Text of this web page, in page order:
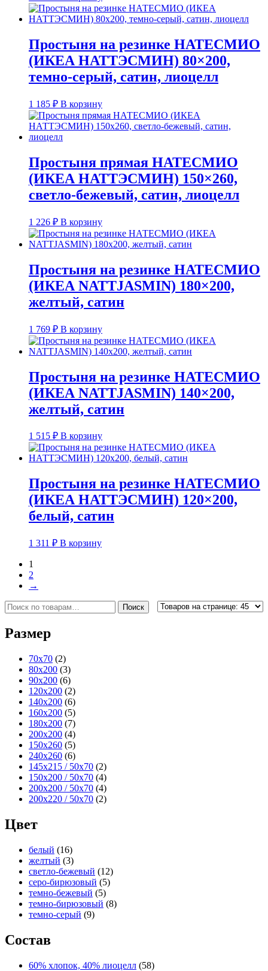
Простыня на резинке НАТЕСМИО
(ИКЕА НАТТЭСМИН) 80×200,
темно-серый, сатин, лиоцелл
1 185 ₽ В корзину
Простыня прямая НАТЕСМИО
(ИКЕА НАТТЭСМИН) 150×260,
светло-бежевый, сатин, лиоцелл
1 226 ₽ В корзину
Простыня на резинке НАТЕСМИО
(ИКЕА NATTJASMIN) 180×200,
желтый, сатин
1 769 ₽ В корзину
Простыня на резинке НАТЕСМИО
(ИКЕА NATTJASMIN) 140×200,
желтый, сатин
1 515 ₽ В корзину
Простыня на резинке НАТЕСМИО
(ИКЕА НАТТЭСМИН) 120×200,
белый, сатин
1 311 ₽ В корзину
1
2
→
Искать:
Поиск
Размер
70x70 (2)
80x200 (3)
90x200 (6)
120x200 (2)
140x200 (6)
160x200 (5)
180x200 (7)
200x200 (4)
150x260 (5)
240x260 (6)
145x215 / 50x70 (2)
150x200 / 50x70 (4)
200x200 / 50x70 (4)
200x220 / 50x70 (2)
Цвет
белый (16)
желтый (3)
светло-бежевый (12)
серо-бирюзовый (5)
темно-бежевый (5)
темно-бирюзовый (8)
темно-серый (9)
Состав
60% хлопок, 40% лиоцелл (58)